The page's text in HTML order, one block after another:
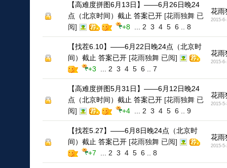
【高难度拼图6月13日】——6月26日晚24
点（北京时间）截止 答案已开 [花雨独舞 已
阅]
+8 2 3 4 5 6 8
花雨
2015-
【找茬6.10】——6月22日晚24点（北京时
间）截止 答案已开 [花雨独舞 已阅]
+3
2 3 4 5 6 7
花雨
2015-
【高难度拼图5月31日】——6月12日晚24
点（北京时间）截止 答案已开 [花雨独舞 已
阅]
+4 2 3 4 5 6 9
花雨
2015-
【找茬5.27】——6月8日晚24点（北京时
间）截止 答案已开 [花雨独舞 已阅]
+7
2 3 4 5 6 8
花雨
2015-